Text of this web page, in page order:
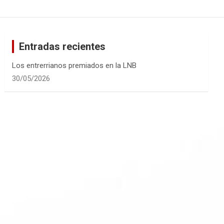
Entradas recientes
Los entrerrianos premiados en la LNB
30/05/2026